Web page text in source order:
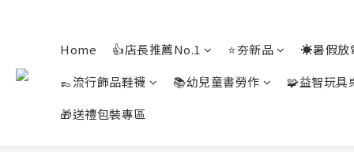
Home 👍店長推薦No.1 ⭐夯新品
☀️暑假放
👞流行飾品鞋襪
📚幼兒童書勞作
🧩益智玩具
🎁送禮包裝專區